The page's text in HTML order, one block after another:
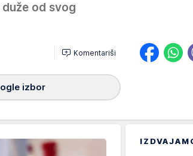
od svog
Komentariši
izbor